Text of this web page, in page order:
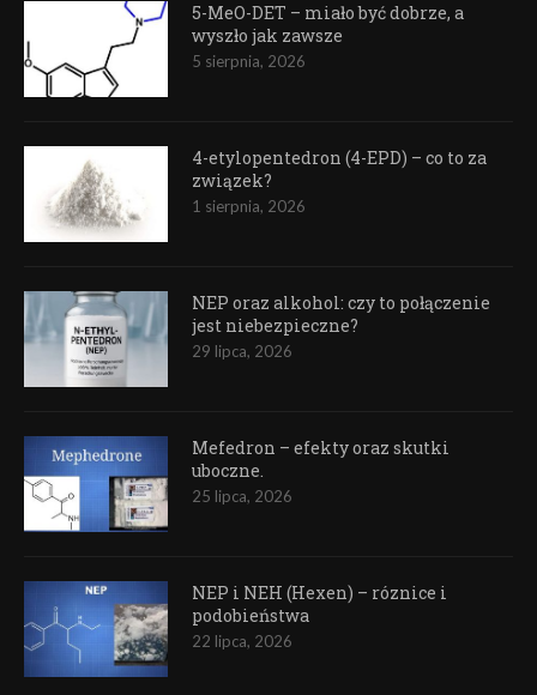
5-MeO-DET – miało być dobrze, a
wyszło jak zawsze
5 sierpnia, 2026
4-etylopentedron (4-EPD) – co to za
związek?
1 sierpnia, 2026
NEP oraz alkohol: czy to połączenie
jest niebezpieczne?
29 lipca, 2026
Mefedron – efekty oraz skutki
uboczne.
25 lipca, 2026
NEP i NEH (Hexen) – róznice i
podobieństwa
22 lipca, 2026